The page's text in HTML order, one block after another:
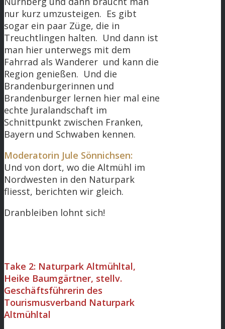
nur kurz umzusteigen. Es gibt
sogar ein paar Züge, die in
Treuchtlingen halten. Und dann ist
man hier unterwegs mit dem
Fahrrad als Wanderer und kann die
Region genießen. Und die
Brandenburgerinnen und
Brandenburger lernen hier mal eine
echte Juralandschaft im
Schnittpunkt zwischen Franken,
Bayern und Schwaben kennen.
Moderatorin Jule Sönnichsen:
Und von dort, wo die Altmühl im
Nordwesten in den Naturpark
fliesst, berichten wir gleich.
Dranbleiben lohnt sich!
Take 2: Naturpark Altmühltal,
Heike Baumgärtner, stellv.
Geschäftsführerin des
Tourismusverband Naturpark
Altmühltal